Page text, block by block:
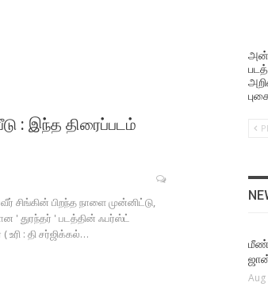
: இந்த திரைப்படம்
சிங்கின் பிறந்த நாளை முன்னிட்டு,
' துரந்தர் ' படத்தின் ஃபர்ஸ்ட்
: தி சர்ஜிக்கல்…
Aug
LATEST VIDEOS
அவரைப்
EVENTS VIDEOS
கருப்பு படத்திற்கு
LATEST VIDEOS
அவருக்கும்
விருது